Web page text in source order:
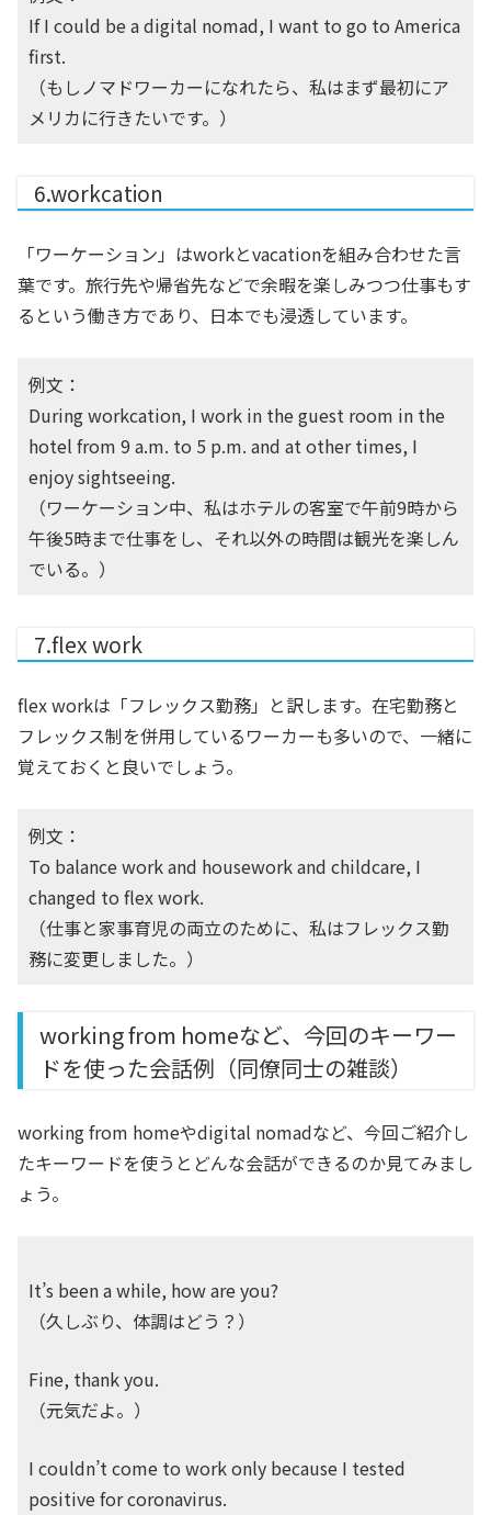
If I could be a digital nomad, I want to go to America
first.
（もしノマドワーカーになれたら、私はまず最初にア
メリカに行きたいです。）
6.workcation
「ワーケーション」はworkとvacationを組み合わせた言
葉です。旅行先や帰省先などで余暇を楽しみつつ仕事もす
るという働き方であり、日本でも浸透しています。
例文：
During workcation, I work in the guest room in the
hotel from 9 a.m. to 5 p.m. and at other times, I
enjoy sightseeing.
（ワーケーション中、私はホテルの客室で午前9時から
午後5時まで仕事をし、それ以外の時間は観光を楽しん
でいる。）
7.flex work
flex workは「フレックス勤務」と訳します。在宅勤務と
フレックス制を併用しているワーカーも多いので、一緒に
覚えておくと良いでしょう。
例文：
To balance work and housework and childcare, I
changed to flex work.
（仕事と家事育児の両立のために、私はフレックス勤
務に変更しました。）
working from homeなど、今回のキーワー
ドを使った会話例（同僚同士の雑談）
working from homeやdigital nomadなど、今回ご紹介し
たキーワードを使うとどんな会話ができるのか見てみまし
ょう。
It’s been a while, how are you?
（久しぶり、体調はどう？）
Fine, thank you.
（元気だよ。）
I couldn’t come to work only because I tested
positive for coronavirus.